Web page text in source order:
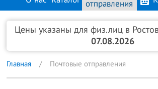
отправления
Продажа металлов FAQ
Цены указаны для физ.лиц в
07.08.2026
Главная Почтовые отправления